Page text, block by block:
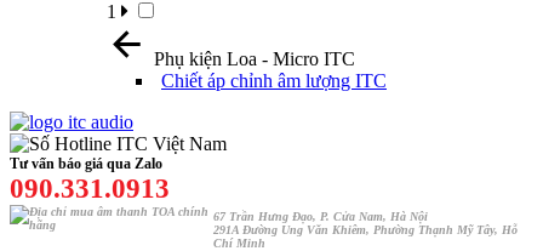
1
Phụ kiện Loa - Micro ITC
Chiết áp chỉnh âm lượng ITC
Tư vấn báo giá qua Zalo
090.331.0913
67 Trần Hưng Đạo, P. Cửa Nam, Hà Nội
291A Đường Ung Văn Khiêm, Phường Thạnh Mỹ Tây, Hỗ
Chí Minh